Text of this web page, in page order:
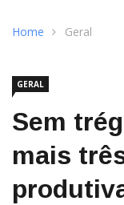
Home Geral
GERAL
Sem
mais